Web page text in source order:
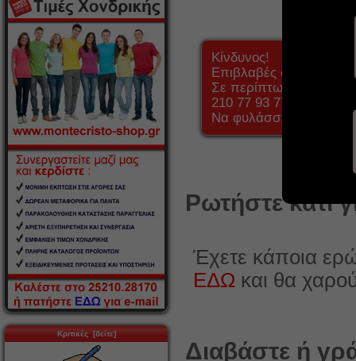
Κριτικές [δείτε]
Κίνδυνος!
Επιβλαβές σε
Σε περίπτωση
210 77 93 777.
Να φυλάσσεται μακριά
Ρωτήστε κάτι
Έχετε κάποια
ΕΔΩ και θα
Διαβάστε ή